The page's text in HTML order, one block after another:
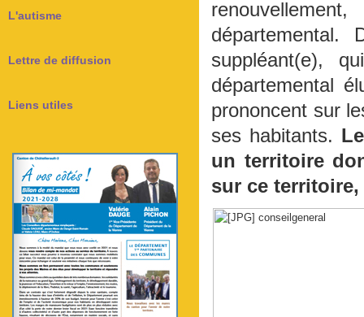
L'autisme
Lettre de diffusion
Liens utiles
suppléant(e),
départemental
prononcent sur
ses habitants.
un territoire
sur ce